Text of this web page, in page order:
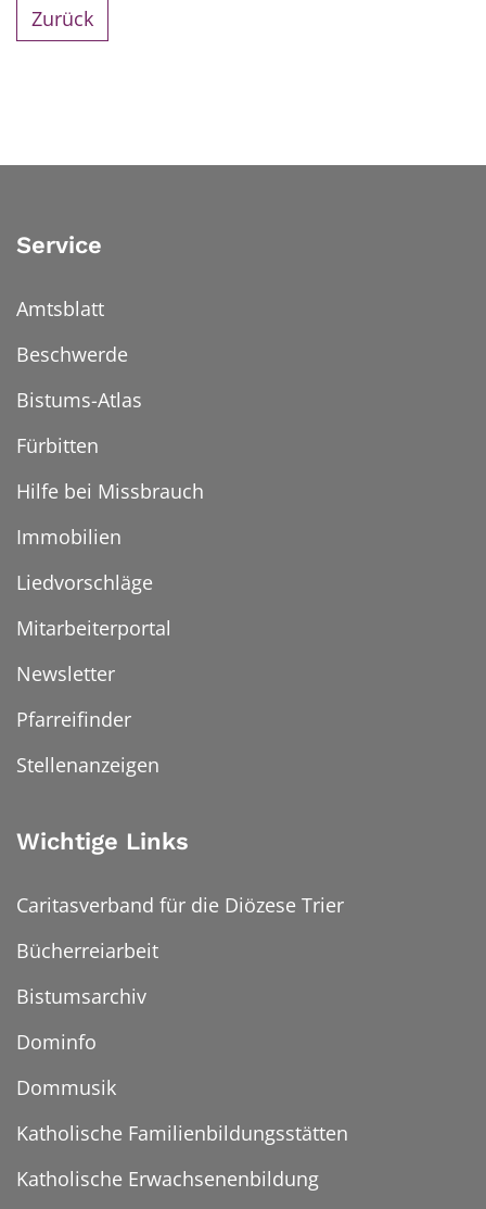
Zurück
Service
Amtsblatt
Beschwerde
Bistums-Atlas
Fürbitten
Hilfe bei Missbrauch
Immobilien
Liedvorschläge
Mitarbeiterportal
Newsletter
Pfarreifinder
Stellenanzeigen
Wichtige Links
Caritasverband für die Diözese Trier
Bücherreiarbeit
Bistumsarchiv
Dominfo
Dommusik
Katholische Familienbildungsstätten
Katholische Erwachsenenbildung